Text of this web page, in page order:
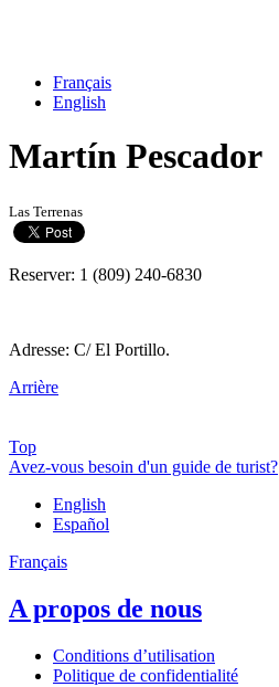
Français
English
Martín Pescador
Las Terrenas
Reserver: 1 (809) 240-6830
Adresse: C/ El Portillo.
Arrière
Top
Avez-vous besoin d'un guide de turist?
English
Español
Français
A propos de nous
Conditions d’utilisation
Politique de confidentialité